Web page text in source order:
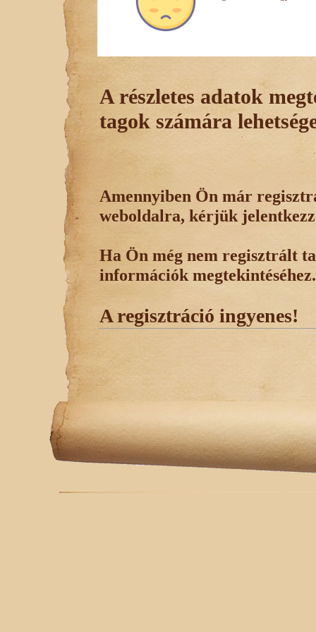
A részletes adatok
tagok számára
Amennyiben Ön már
weboldalra, kérjük
Ha Ön még nem regisztrált
információk megtekintéséhez.
A regisztráció ingyenes!